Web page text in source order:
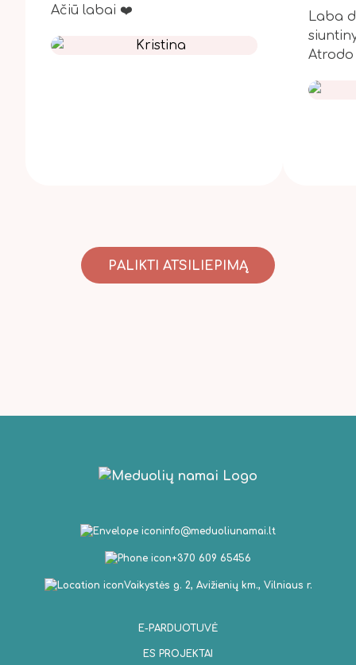
Ačiū labai ❤️
Laba
PALIKTI ATSILIEPIMĄ
info@meduoliunamai.lt
+370 609 65456
Vaikystės g. 2, Avižienių km., Vilniaus r.
E-PARDUOTUVĖ
ES PROJEKTAI